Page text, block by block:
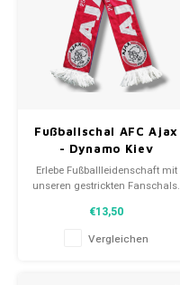
Fußballschal AFC Ajax
- Dynamo Kiev
Erlebe Fußballleidenschaft mit
unseren gestrickten Fanschals.
Spielernamen, jedes erzählt
eine Geschichte. Wähle aus
gebrauchten und neuen Schals
€13,50
Vergleichen